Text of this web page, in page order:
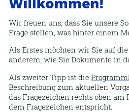
Wir freuen uns, dass Sie unsere
Frage stellen, was hinter einem
Als Erstes möchten wir Sie auf
anderem, wie Sie Dokumente in
Als zweiter Tipp ist die
Beschreibung zum aktuellen
das Fragezeichen rechts oben
dem Fragezeichen entspricht.